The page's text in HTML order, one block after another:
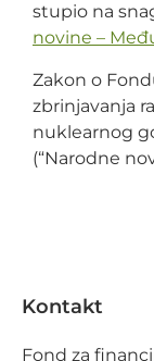
stupio na
novine –
Zakon o
zbrinjavanja
nuklearnog
(“Narodne
Kontakt
Fond za